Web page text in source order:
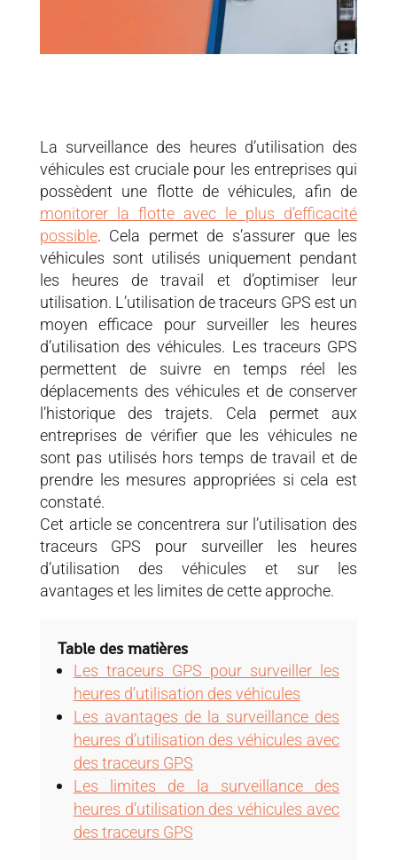
La surveillance des heures d’utilisation des
véhicules est cruciale pour les entreprises qui
possèdent une flotte de véhicules, afin de
monitorer la flotte avec le plus d’efficacité
possible. Cela permet de s’assurer que les
véhicules sont utilisés uniquement pendant
les heures de travail et d’optimiser leur
utilisation. L’utilisation de traceurs GPS est un
moyen efficace pour surveiller les heures
d’utilisation des véhicules. Les traceurs GPS
permettent de suivre en temps réel les
déplacements des véhicules et de conserver
l’historique des trajets. Cela permet aux
entreprises de vérifier que les véhicules ne
sont pas utilisés hors temps de travail et de
prendre les mesures appropriées si cela est
constaté.
Cet article se concentrera sur l’utilisation des
traceurs GPS pour surveiller les heures
d’utilisation des véhicules et sur les
avantages et les limites de cette approche.
Table des matières
Les traceurs GPS pour surveiller les
heures d’utilisation des véhicules
Les avantages de la surveillance des
heures d’utilisation des véhicules avec
des traceurs GPS
Les limites de la surveillance des
heures d’utilisation des véhicules avec
des traceurs GPS